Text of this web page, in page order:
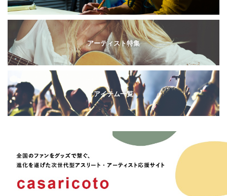
アーティスト特集
アイテム一覧